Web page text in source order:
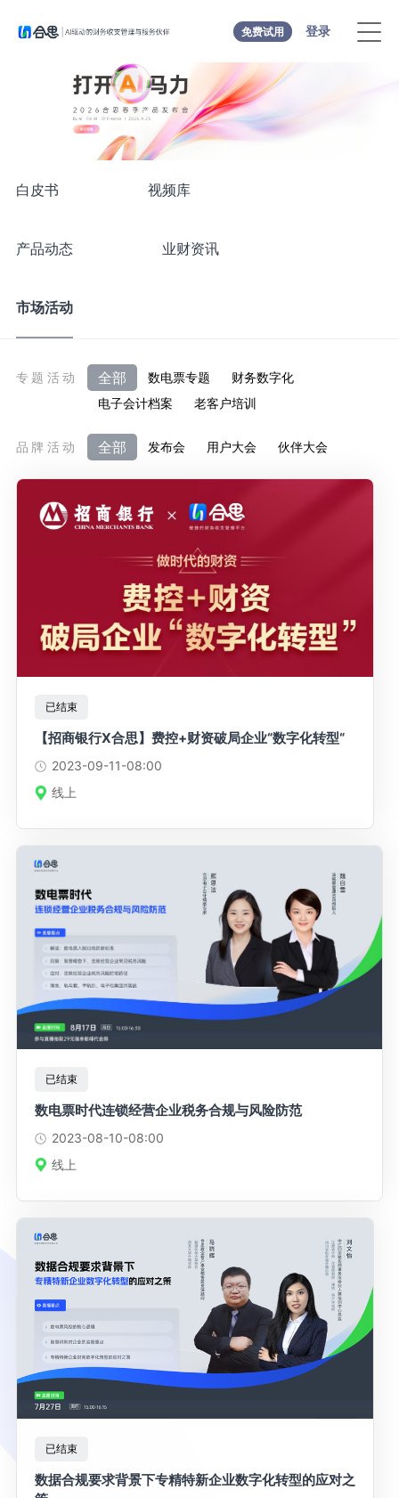
免费试用 登录
白皮书 视频库
产品动态 业财资讯
市场活动
专题活动 全部 数电票专题
财务数字化
电子会计档案
老客户培训
品牌活动 全部 发布会 用户大会 伙伴大会
已结束
【招商银行X合思】费控+财资破局企业“数字化转型“
2023-09-11-08:00
线上
已结束
数电票时代连锁经营企业税务合规与风险防范
2023-08-10-08:00
线上
已结束
数据合规要求背景下专精特新企业数字化转型的应对之